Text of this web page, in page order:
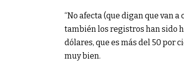
“No afecta (que digan que van
también los registros han sido
dólares, que es más del 50 por
muy bien.